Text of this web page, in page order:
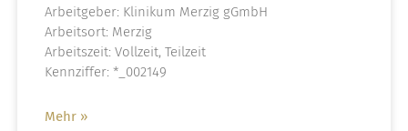
Arbeitgeber: Klinikum Merzig gGmbH
Arbeitsort: Merzig
Arbeitszeit: Vollzeit, Teilzeit
Kennziffer: *_002149
Mehr »